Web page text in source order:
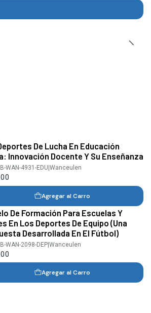
De Lucha En Educación
Innovación Docente Y Su Enseñanza
WAN-4931-EDU Wanceulen
Agregar al Carro
De Formación Para Escuelas Y
En Los Deportes De Equipo (Una
Desarrollada En El Fútbol)
WAN-2098-DEP|Wanceulen
Agregar al Carro